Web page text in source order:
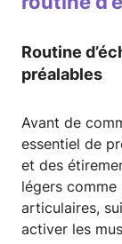
Routine
préalables
Avant de
essentiel de
et des
légers
articulaires,
activer les